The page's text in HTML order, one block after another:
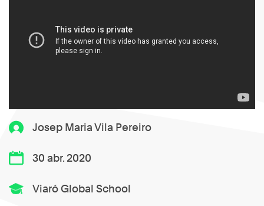
Josep Maria Vila Pereiro
30 abr. 2020
Viaró Global School